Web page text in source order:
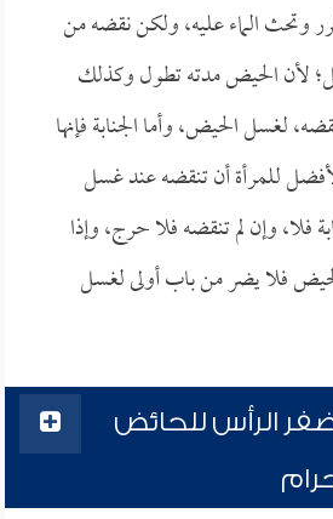
وتحث الماء عليه، ولكن نقضه من
لأن الحيض مدته تطول وكذلك
لغسل الحيض، وأما الجنابة فإنها
للمرأة أن تنقضه عند غسل
فلا، وإن لم تنقضه فلا حرج، وإذا
فلا يضر من باب أولى لغسل
الرأس للحائض